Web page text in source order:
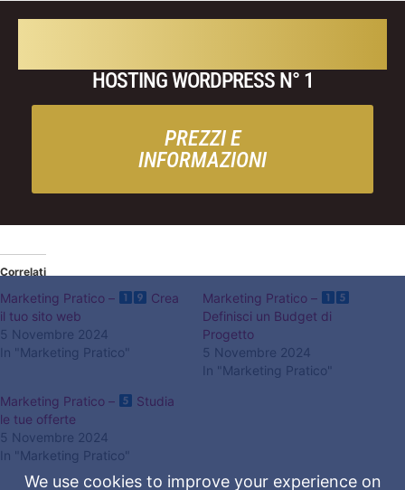
HOSTING WORDPRESS N° 1
PREZZI E
INFORMAZIONI
Correlati
Marketing Pratico –
Crea
il tuo sito web
5 Novembre 2024
In "Marketing Pratico"
Marketing Pratico –
Definisci un Budget di
Progetto
5 Novembre 2024
In "Marketing Pratico"
Marketing Pratico –
Studia
le tue offerte
5 Novembre 2024
In "Marketing Pratico"